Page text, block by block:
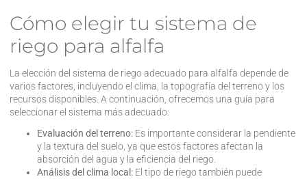
Cómo elegir tu sistema de
riego para alfalfa
La elección del sistema de riego adecuado para alfalfa depende de
varios factores, incluyendo el clima, la topografía del terreno y los
recursos disponibles. A continuación, ofrecemos una guía para
seleccionar el sistema más adecuado:
Evaluación del terreno: Es importante considerar la pendiente
y la textura del suelo, ya que estos factores afectan la
absorción del agua y la eficiencia del riego.
Análisis del clima local: El tipo de riego también puede